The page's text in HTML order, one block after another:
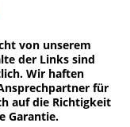
von unserem
der Links sind
Wir haften
für
auf die Richtigkeit
Garantie.